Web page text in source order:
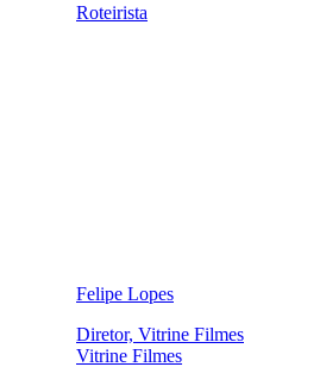
Roteirista
Felipe Lopes
Diretor, Vitrine Filmes
Vitrine Filmes